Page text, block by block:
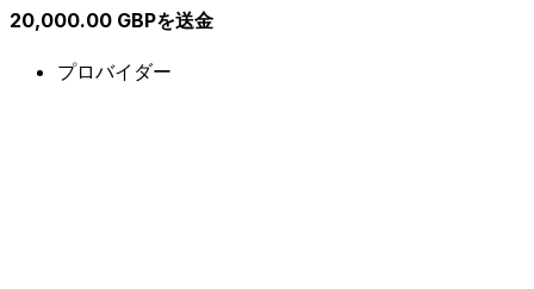
20,000.00 GBPを送金
プロバイダー